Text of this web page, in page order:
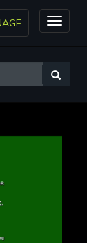
Toggle